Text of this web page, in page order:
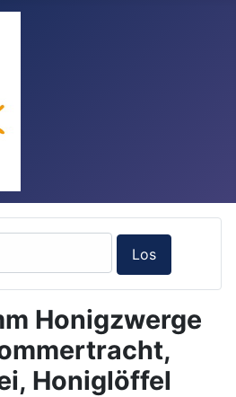
Honigzwerge
Honiglöffel